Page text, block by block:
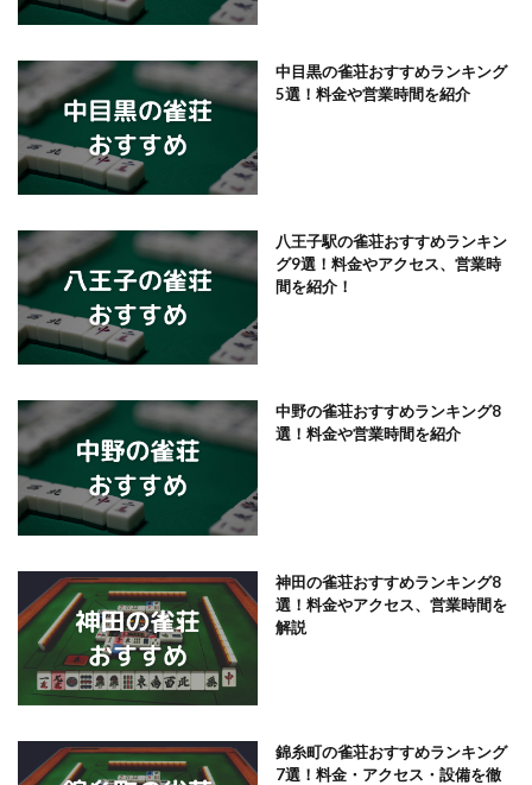
中目黒の雀荘おすすめランキング
5選！料金や営業時間を紹介
八王子駅の雀荘おすすめランキン
グ9選！料金やアクセス、営業時
間を紹介！
中野の雀荘おすすめランキング8
選！料金や営業時間を紹介
神田の雀荘おすすめランキング8
選！料金やアクセス、営業時間を
解説
錦糸町の雀荘おすすめランキング
7選！料金・アクセス・設備を徹